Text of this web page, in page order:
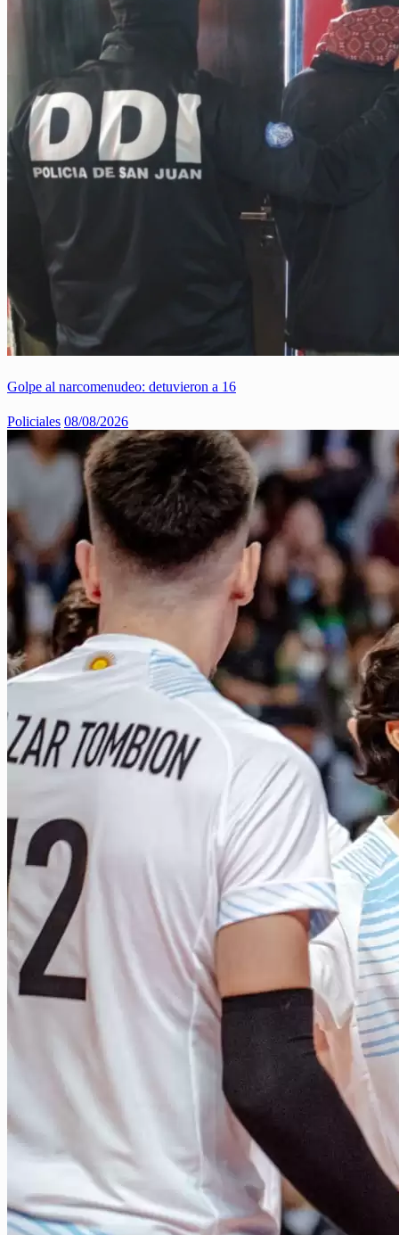
Golpe al narcomenudeo: detuvieron a 16
Policiales 08/08/2026